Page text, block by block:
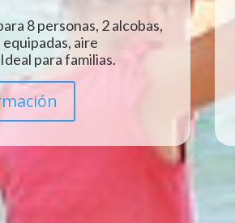
8 personas, 2 alcobas,
aire
para familias.